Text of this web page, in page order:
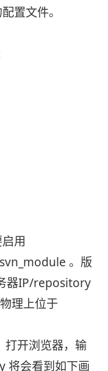
置文件。
用
。版
器IP/repository
理上位于
打开浏览器，输
会看到如下画